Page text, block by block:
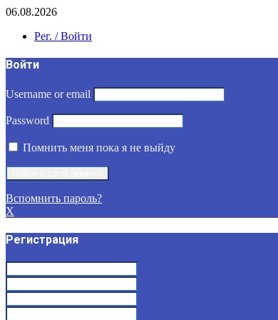
06.08.2026
Рег. / Войти
Войти
Username or email
Password
Помнить меня пока я не выйду
Вспомнить пароль?
X
Регистрация